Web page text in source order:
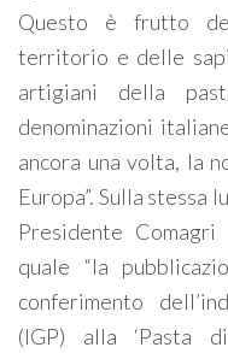
Questo è frutto
territorio e delle
artigiani della
denominazioni
ancora una volta, la
Europa”. Sulla stessa
Presidente
quale “la
conferimento
(IGP) alla ‘Pasta